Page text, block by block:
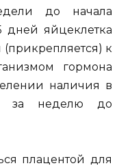
до начала
дней яйцеклетка
к
гормона
наличия в
за неделю до
плацентой для